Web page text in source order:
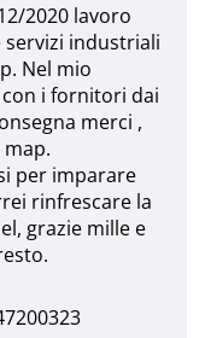
2020 lavoro
industriali
Nel mio
i fornitori dai
merci ,
per imparare
rinfrescare la
grazie mille e